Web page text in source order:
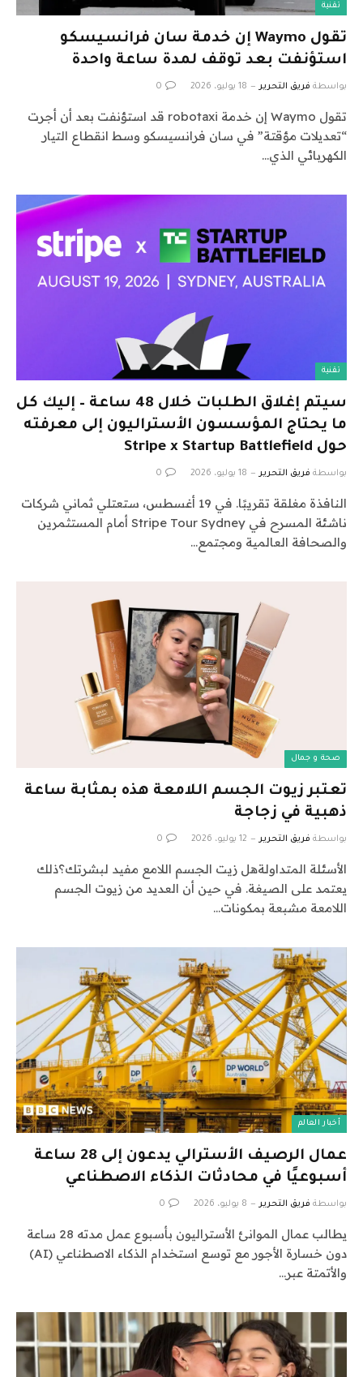
تقنية
تقول Waymo إن خدمة سان فرانسيسكو
استؤنفت بعد توقف لمدة ساعة واحدة
بواسطة فريق التحرير 18 يوليو، 2026 0
تقول Waymo إن خدمة robotaxi قد استؤنفت بعد أن أجرت
“تعديلات مؤقتة” في سان فرانسيسكو وسط انقطاع التيار
الكهربائي الذي…
تقنية
سيتم إغلاق الطلبات خلال 48 ساعة – إليك كل
ما يحتاج المؤسسون الأستراليون إلى معرفته
حول Stripe x Startup Battlefield
بواسطة فريق التحرير 18 يوليو، 2026 0
النافذة مغلقة تقريبًا. في 19 أغسطس، ستعتلي ثماني شركات
ناشئة المسرح في Stripe Tour Sydney أمام المستثمرين
والصحافة العالمية ومجتمع…
صحة و جمال
تعتبر زيوت الجسم اللامعة هذه بمثابة ساعة
ذهبية في زجاجة
بواسطة فريق التحرير 12 يوليو، 2026 0
الأسئلة المتداولةهل زيت الجسم اللامع مفيد لبشرتك؟ذلك
يعتمد على الصيغة. في حين أن العديد من زيوت الجسم
اللامعة مشبعة بمكونات…
أخبار العالم
عمال الرصيف الأسترالي يدعون إلى 28 ساعة
أسبوعيًا في محادثات الذكاء الاصطناعي
بواسطة فريق التحرير 8 يوليو، 2026 0
يطالب عمال الموانئ الأستراليون بأسبوع عمل مدته 28 ساعة
دون خسارة الأجور مع توسع استخدام الذكاء الاصطناعي (AI)
والأتمتة عبر…